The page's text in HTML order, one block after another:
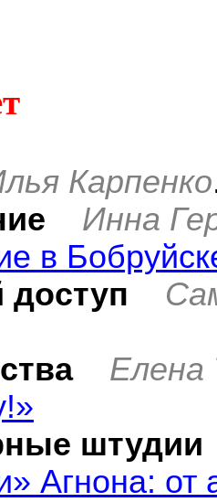
Карпенко
Инна
в
Елена
штудии
Агнона: от